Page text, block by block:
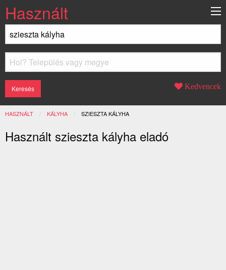
Használt
Kedvencek
HASZNÁLT KÁLYHA JELENLEGI:
SZIESZTA KÁLYHA
Használt szieszta kályha eladó